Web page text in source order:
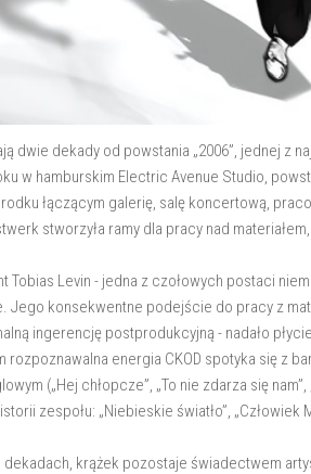
dwie dekady od powstania „2006”, jednej z
w hamburskim Electric Avenue Studio,
łączącym galerię, salę koncertową,
stworzyła ramy dla pracy nad
Tobias Levin - jedna z czołowych postaci
Jego konsekwentne podejście do pracy z
ingerencję postprodukcyjną - nadało
rozpoznawalna energia CKOD spotyka się z
(„Hej chłopcze”, „To nie zdarza się
zespołu: „Niebieskie światło”, „Człowiek
dekadach, krążek pozostaje świadectwem